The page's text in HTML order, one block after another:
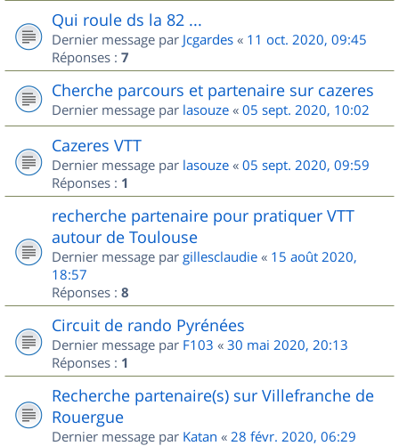
Qui roule ds la 82 ...
Dernier message par Jcgardes « 11 oct. 2020, 09:45
Réponses : 7
Cherche parcours et partenaire sur cazeres
Dernier message par lasouze « 05 sept. 2020, 10:02
Cazeres VTT
Dernier message par lasouze « 05 sept. 2020, 09:59
Réponses : 1
recherche partenaire pour pratiquer VTT
autour de Toulouse
Dernier message par gillesclaudie « 15 août 2020,
18:57
Réponses : 8
Circuit de rando Pyrénées
Dernier message par F103 « 30 mai 2020, 20:13
Réponses : 1
Recherche partenaire(s) sur Villefranche de
Rouergue
Dernier message par Katan « 28 févr. 2020, 06:29